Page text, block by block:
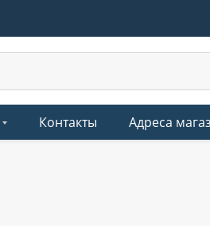
Контакты Адреса